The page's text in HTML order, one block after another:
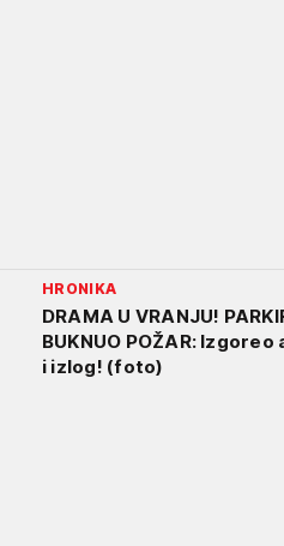
HRONIKA
DRAMA U VRANJU!
BUKNUO POŽAR:
i izlog! (foto)